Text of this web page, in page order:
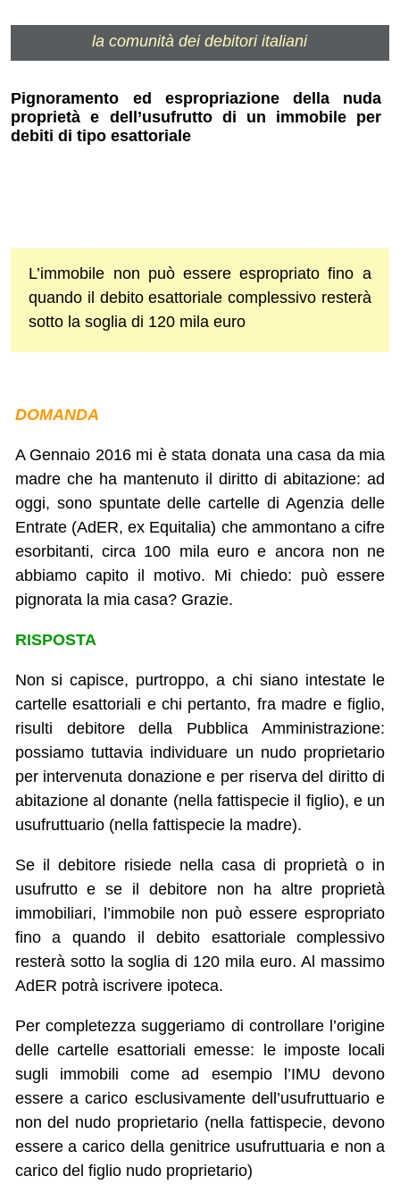
la comunità dei debitori italiani
Pignoramento ed espropriazione della nuda
proprietà e dell’usufrutto di un immobile per
debiti di tipo esattoriale
L’immobile non può essere espropriato fino a
quando il debito esattoriale complessivo resterà
sotto la soglia di 120 mila euro
DOMANDA
A Gennaio 2016 mi è stata donata una casa da mia
madre che ha mantenuto il diritto di abitazione: ad
oggi, sono spuntate delle cartelle di Agenzia delle
Entrate (AdER, ex Equitalia) che ammontano a cifre
esorbitanti, circa 100 mila euro e ancora non ne
abbiamo capito il motivo. Mi chiedo: può essere
pignorata la mia casa? Grazie.
RISPOSTA
Non si capisce, purtroppo, a chi siano intestate le
cartelle esattoriali e chi pertanto, fra madre e figlio,
risulti debitore della Pubblica Amministrazione:
possiamo tuttavia individuare un nudo proprietario
per intervenuta donazione e per riserva del diritto di
abitazione al donante (nella fattispecie il figlio), e un
usufruttuario (nella fattispecie la madre).
Se il debitore risiede nella casa di proprietà o in
usufrutto e se il debitore non ha altre proprietà
immobiliari, l’immobile non può essere espropriato
fino a quando il debito esattoriale complessivo
resterà sotto la soglia di 120 mila euro. Al massimo
AdER potrà iscrivere ipoteca.
Per completezza suggeriamo di controllare l’origine
delle cartelle esattoriali emesse: le imposte locali
sugli immobili come ad esempio l’IMU devono
essere a carico esclusivamente dell’usufruttuario e
non del nudo proprietario (nella fattispecie, devono
essere a carico della genitrice usufruttuaria e non a
carico del figlio nudo proprietario)